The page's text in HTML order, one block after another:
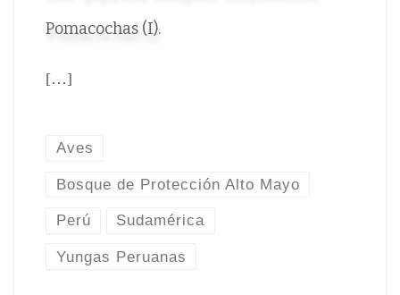
Pomacochas (I).
[…]
Aves
Bosque de Protección Alto Mayo
Perú Sudamérica
Yungas Peruanas